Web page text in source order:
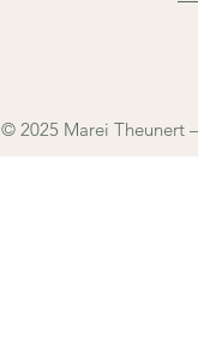
© 2025 Marei Theunert